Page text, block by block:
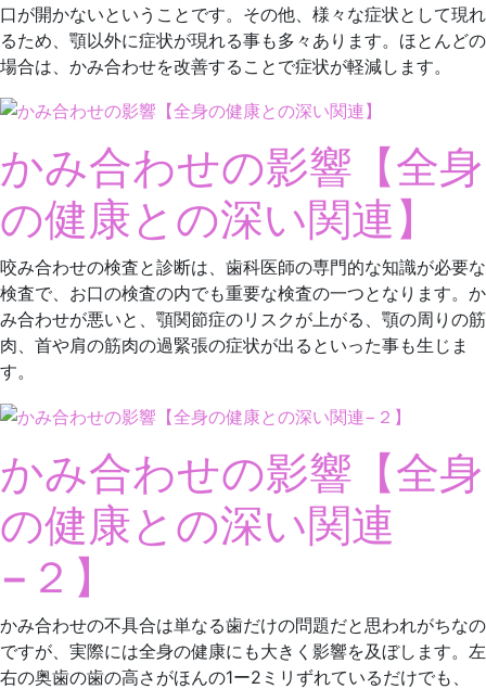
口が開かないということです。その他、様々な症状として現れ
るため、顎以外に症状が現れる事も多々あります。ほとんどの
場合は、かみ合わせを改善することで症状が軽減します。
かみ合わせの影響【全身
の健康との深い関連】
咬み合わせの検査と診断は、歯科医師の専門的な知識が必要な
検査で、お口の検査の内でも重要な検査の一つとなります。か
み合わせが悪いと、顎関節症のリスクが上がる、顎の周りの筋
肉、首や肩の筋肉の過緊張の症状が出るといった事も生じま
す。
かみ合わせの影響【全身
の健康との深い関連
−２】
かみ合わせの不具合は単なる歯だけの問題だと思われがちなの
ですが、実際には全身の健康にも大きく影響を及ぼします。左
右の奥歯の歯の高さがほんの1ー2ミリずれているだけでも、